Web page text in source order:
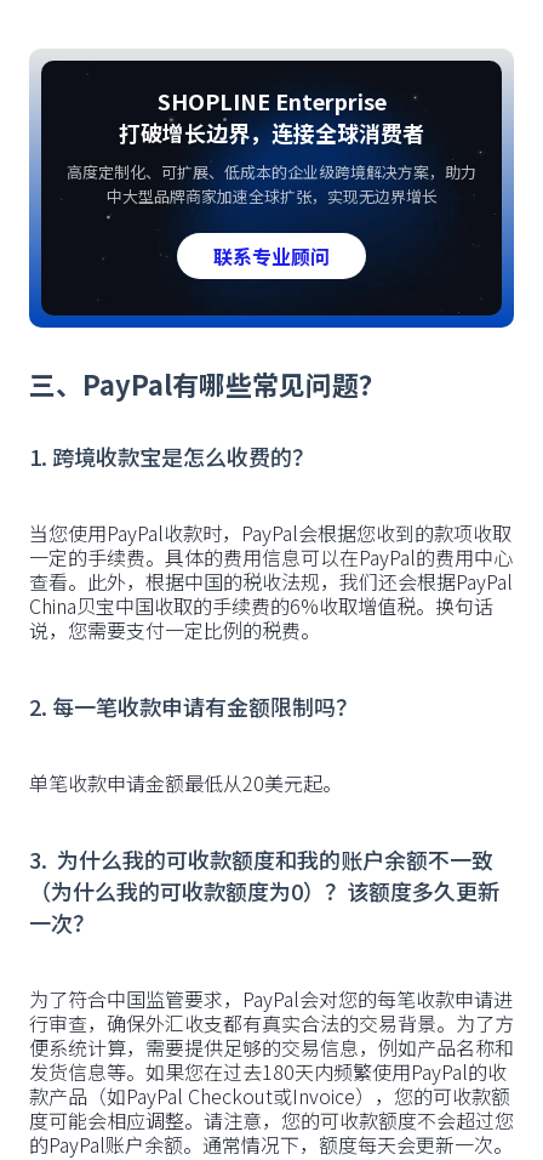
SHOPLINE Enterprise
打破增长边界，连接全球消费者
高度定制化、可扩展、低成本的企业级跨境解决方案，助力
中大型品牌商家加速全球扩张，实现无边界增长
联系专业顾问
三、PayPal有哪些常见问题？
1. 跨境收款宝是怎么收费的？
当您使用PayPal收款时，PayPal会根据您收到的款项收取
一定的手续费。具体的费用信息可以在PayPal的费用中心
查看。此外，根据中国的税收法规，我们还会根据PayPal
China贝宝中国收取的手续费的6%收取增值税。换句话
说，您需要支付一定比例的税费。
2. 每一笔收款申请有金额限制吗？
单笔收款申请金额最低从20美元起。
3. 为什么我的可收款额度和我的账户余额不一致
（为什么我的可收款额度为0）？该额度多久更新
一次？
为了符合中国监管要求，PayPal会对您的每笔收款申请进
行审查，确保外汇收支都有真实合法的交易背景。为了方
便系统计算，需要提供足够的交易信息，例如产品名称和
发货信息等。如果您在过去180天内频繁使用PayPal的收
款产品（如PayPal Checkout或Invoice），您的可收款额
度可能会相应调整。请注意，您的可收款额度不会超过您
的PayPal账户余额。通常情况下，额度每天会更新一次。